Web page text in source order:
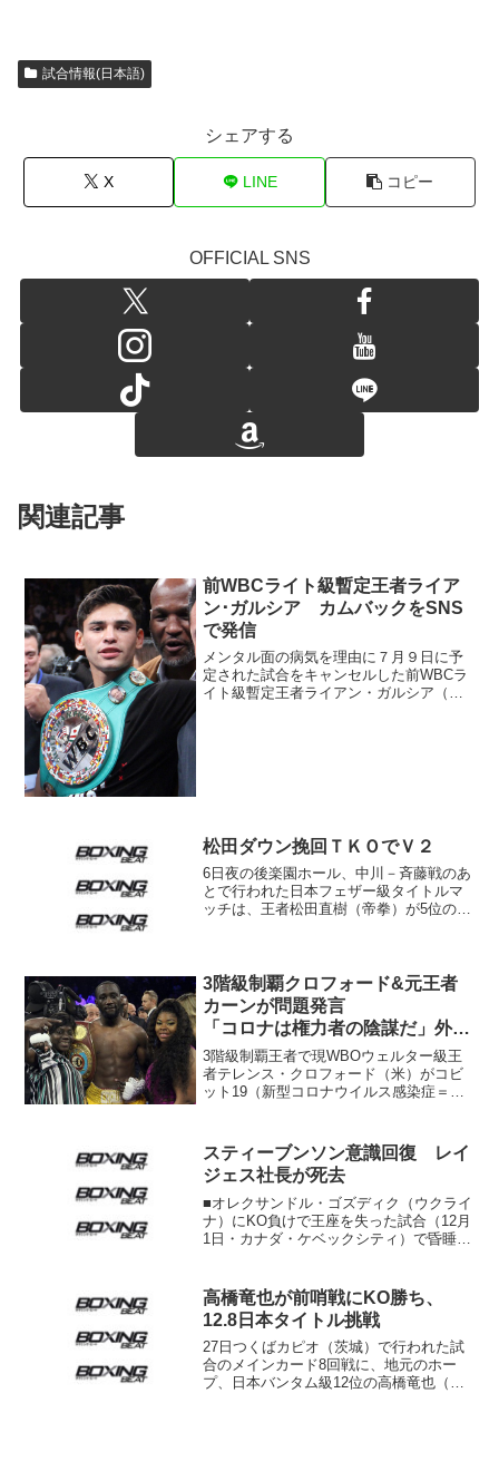
試合情報(日本語)
シェアする
X LINE コピー
OFFICIAL SNS
関連記事
前WBCライト級暫定王者ライア
ン･ガルシア カムバックをSNS
で発信
メンタル面の病気を理由に７月９日に予
定された試合をキャンセルした前WBCラ
イト級暫定王者ライアン・ガルシア（米
松田ダウン挽回ＴＫＯでＶ２
6日夜の後楽園ホール、中川－斉藤戦のあ
とで行われた日本フェザー級タイトルマ
ッチは、王者松田直樹（帝拳）が5位の上
ウンを喫するス...
3階級制覇クロフォード&元王者
カーンが問題発言
「コロナは権力者の陰謀だ」外出
規制も無視
3階級制覇王者で現WBOウェルター級王
者テレンス・クロフォード（米）がコビ
ット19（新型コロナウイルス感染症＝海
ードは米国のスポーツ・イラストレイテ
ッドのインタビューで...
スティーブンソン意識回復 レイ
ジェス社長が死去
■オレクサンドル・ゴズディク（ウクライ
ナ）にKO負けで王座を失った試合（12月
1日・カナダ・ケベックシティ）で昏睡状
カナダ）が会話が可能になり、手足が動
かせる状態に...
高橋竜也が前哨戦にKO勝ち、
12.8日本タイトル挑戦
27日つくばカピオ（茨城）で行われた試
合のメインカード8回戦に、地元のホー
プ、日本バンタム級12位の高橋竜也（ヤ